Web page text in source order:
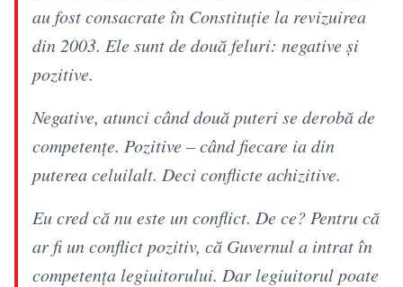
au fost consacrate în Constituție la revizuirea
din 2003. Ele sunt de două feluri: negative și
pozitive.
Negative, atunci când două puteri se derobă de
competențe. Pozitive – când fiecare ia din
puterea celuilalt. Deci conflicte achizitive.
Eu cred că nu este un conflict. De ce? Pentru că
ar fi un conflict pozitiv, că Guvernul a intrat în
competența legiuitorului. Dar legiuitorul poate